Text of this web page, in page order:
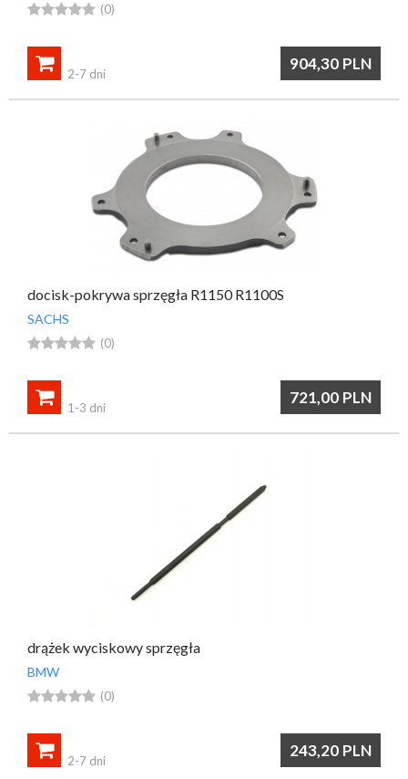
 (0)
904,30 PLN

2-7 dni
docisk-pokrywa sprzęgła R1150 R1100S
SACHS
 (0)
721,00 PLN

1-3 dni
drążek wyciskowy sprzęgła
BMW
 (0)
243,20 PLN

2-7 dni